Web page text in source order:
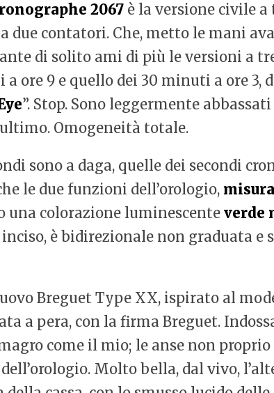
2067 è la versione civile
due contatori. Che, metto le mani
di solito ami di più le versioni a
ore 9 e quello dei 30 minuti a ore 3,
”. Stop. Sono leggermente
Omogeneità totale.
sono a daga, quelle dei secondi
le due funzioni dell’orologio,
colorazione luminescenteverde
è bidirezionale non graduata e
Breguet Type XX, ispirato al
a pera, con la firma Breguet.
come il mio; le anse non
Molto bella, dal vivo,